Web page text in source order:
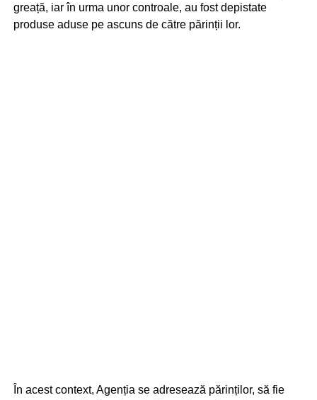
greață, iar în urma unor controale, au fost depistate
produse aduse pe ascuns de către părinții lor.
În acest context, Agenția se adresează părinților, să fie